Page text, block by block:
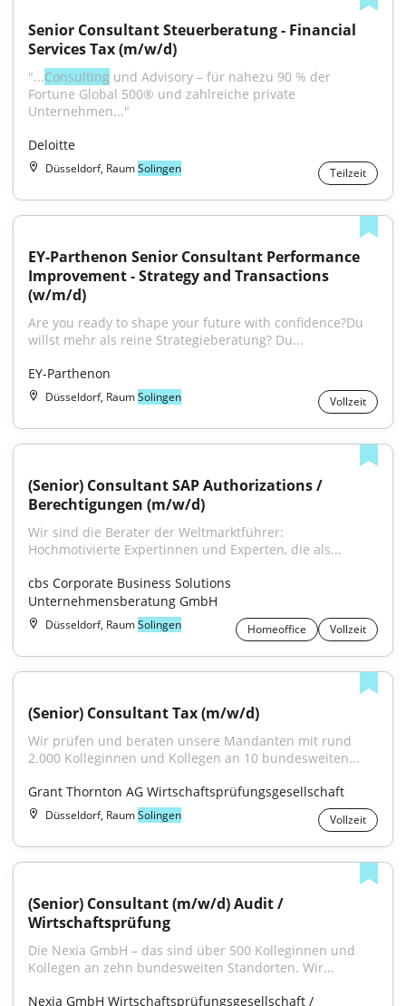
Senior Consultant Steuerberatung - Financial
Services Tax (m/w/d)
"...Consulting und Advisory – für nahezu 90 % der
Fortune Global 500® und zahlreiche private
Unternehmen..."
Deloitte
Düsseldorf, RaumSolingen Teilzeit
EY-Parthenon Senior Consultant Performance
Improvement - Strategy and Transactions
(w/m/d)
Are you ready to shape your future with confidence?Du
willst mehr als reine Strategieberatung? Du...
EY-Parthenon
Düsseldorf, RaumSolingen Vollzeit
(Senior) Consultant SAP Authorizations /
Berechtigungen (m/w/d)
Wir sind die Berater der Weltmarktführer:
Hochmotivierte Expertinnen und Experten, die als...
cbs Corporate Business Solutions
Unternehmensberatung GmbH
Düsseldorf, RaumSolingen Homeoffice Vollzeit
(Senior) Consultant Tax (m/w/d)
Wir prüfen und beraten unsere Mandanten mit rund
2.000 Kolleginnen und Kollegen an 10 bundesweiten...
Grant Thornton AG Wirtschaftsprüfungsgesellschaft
Düsseldorf, RaumSolingen Vollzeit
(Senior) Consultant (m/w/d) Audit /
Wirtschaftsprüfung
Die Nexia GmbH – das sind über 500 Kolleginnen und
Kollegen an zehn bundesweiten Standorten. Wir...
Nexia GmbH Wirtschaftsprüfungsgesellschaft /